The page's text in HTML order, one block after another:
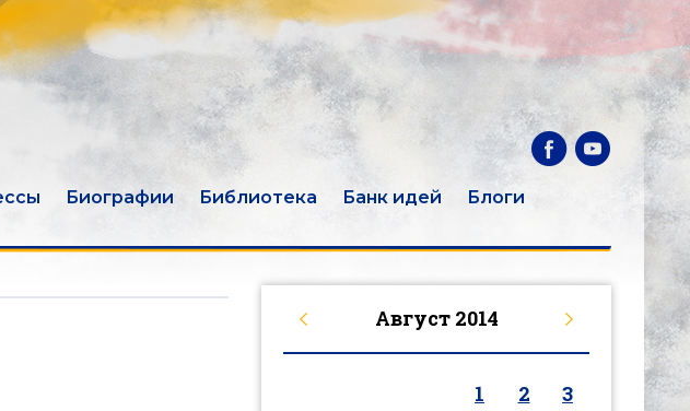
Биографии Библиотека Банк идей
Блоги
Август 2014
1 2
3